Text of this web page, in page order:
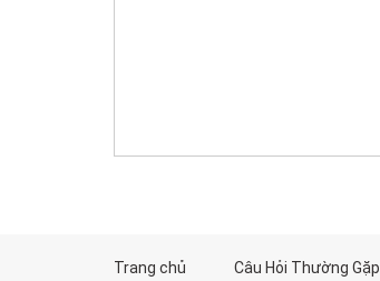
Trang chủ Câu Hỏi Thường Gặp